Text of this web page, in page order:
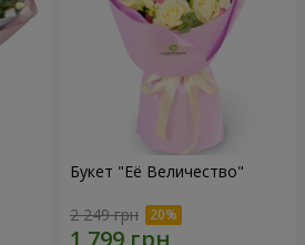
Букет "Её Величество"
2 249 грн